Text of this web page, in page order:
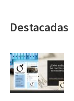
Destacadas